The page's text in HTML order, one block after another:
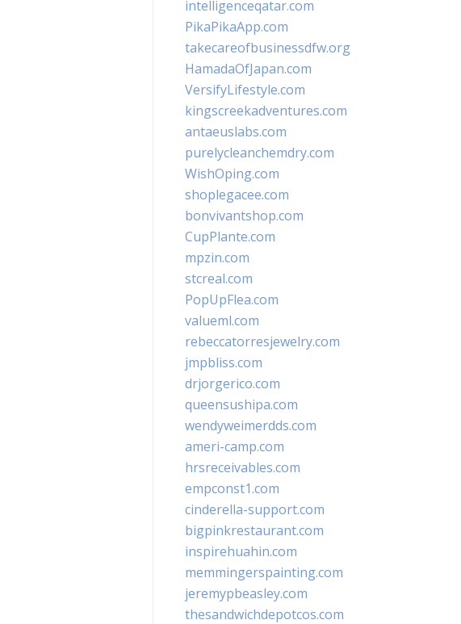
intelligenceqatar.com
PikaPikaApp.com
takecareofbusinessdfw.org
HamadaOfJapan.com
VersifyLifestyle.com
kingscreekadventures.com
antaeuslabs.com
purelycleanchemdry.com
WishOping.com
shoplegacee.com
bonvivantshop.com
CupPlante.com
mpzin.com
stcreal.com
PopUpFlea.com
valueml.com
rebeccatorresjewelry.com
jmpbliss.com
drjorgerico.com
queensushipa.com
wendyweimerdds.com
ameri-camp.com
hrsreceivables.com
empconst1.com
cinderella-support.com
bigpinkrestaurant.com
inspirehuahin.com
memmingerspainting.com
jeremypbeasley.com
thesandwichdepotcos.com